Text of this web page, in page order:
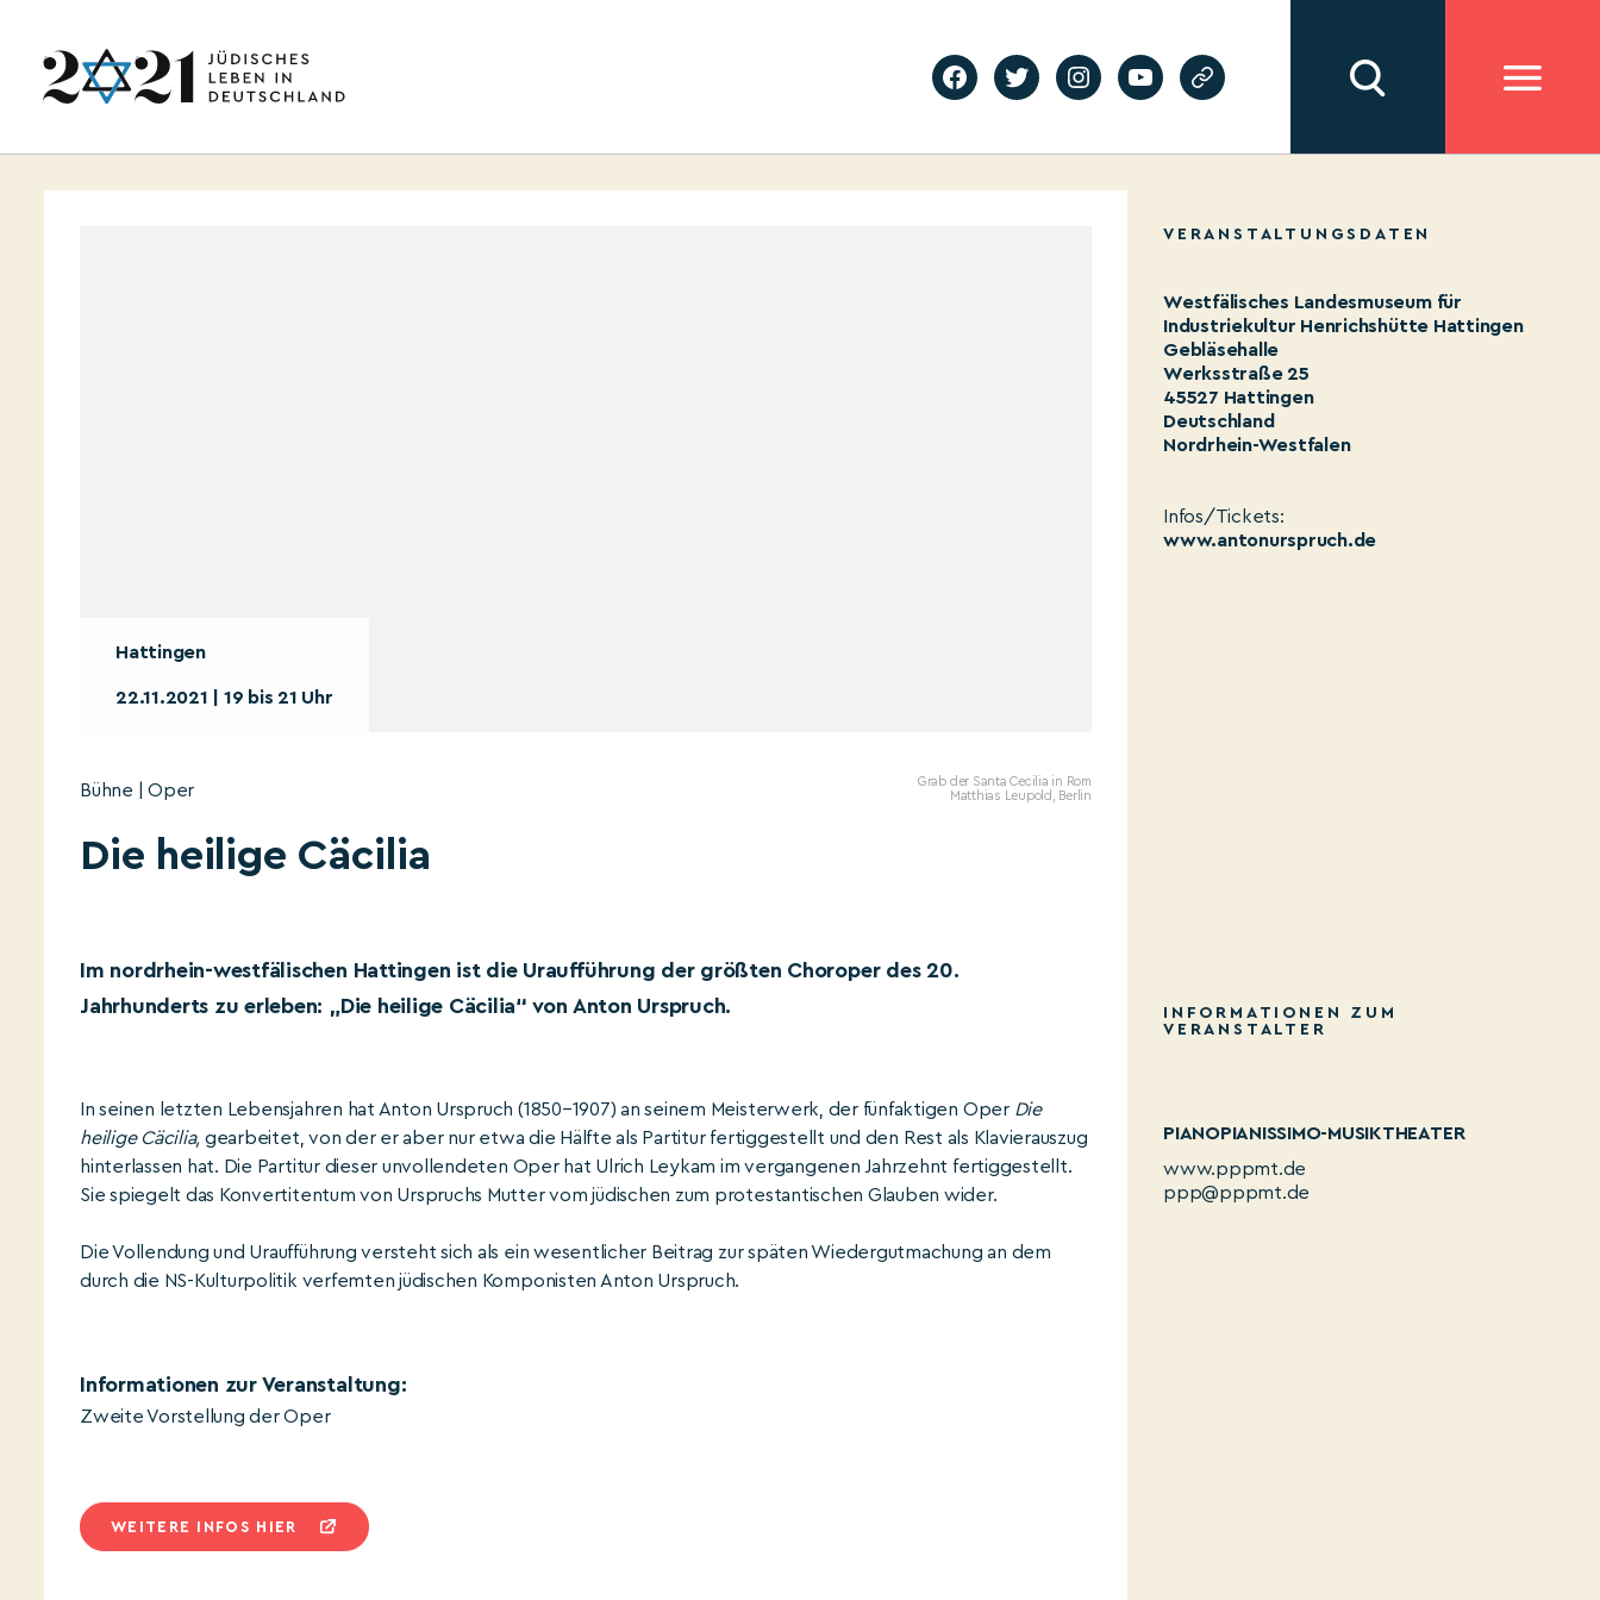
Hattingen
22.11.2021 | 19 bis 21 Uhr
Grab der Santa Cecilia in Rom
Matthias Leupold, Berlin
Bühne | Oper
Die heilige Cäcilia
Im nordrhein-westfälischen Hattingen ist die Uraufführung der größten Choroper des 20.
Jahrhunderts zu erleben: „Die heilige Cäcilia“ von Anton Urspruch.
In seinen letzten Lebensjahren hat Anton Urspruch (1850–1907) an seinem Meisterwerk, der fünfaktigen Oper Die
heilige Cäcilia, gearbeitet, von der er aber nur etwa die Hälfte als Partitur fertiggestellt und den Rest als Klavierauszug
hinterlassen hat. Die Partitur dieser unvollendeten Oper hat Ulrich Leykam im vergangenen Jahrzehnt fertiggestellt.
Sie spiegelt das Konvertitentum von Urspruchs Mutter vom jüdischen zum protestantischen Glauben wider.
Die Vollendung und Uraufführung versteht sich als ein wesentlicher Beitrag zur späten Wiedergutmachung an dem
durch die NS-Kulturpolitik verfemten jüdischen Komponisten Anton Urspruch.
Informationen zur Veranstaltung:
Zweite Vorstellung der Oper
WEITERE INFOS HIER
VERANSTALTUNGSDATEN
Westfälisches Landesmuseum für
Industriekultur Henrichshütte Hattingen
Gebläsehalle
Werksstraße 25
45527 Hattingen
Deutschland
Nordrhein-Westfalen
Infos/Tickets:
www.antonurspruch.de
INFORMATIONEN ZUM
VERANSTALTER
PIANOPIANISSIMO-MUSIKTHEATER
www.pppmt.de
ppp@pppmt.de